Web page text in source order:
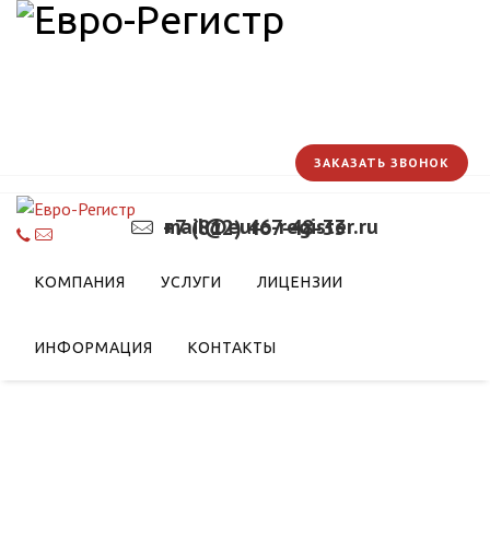
+7 (812) 467-48-33
mail@euro-register.ru
ЗАКАЗАТЬ ЗВОНОК
КОМПАНИЯ УСЛУГИ ЛИЦЕНЗИИ
ИНФОРМАЦИЯ КОНТАКТЫ
названа базовым
продукции ЕАЭС